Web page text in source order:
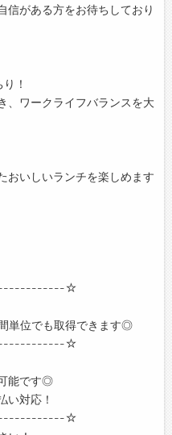
信がある方をお待ちしており
！
、ワークライフバランスを大
おいしいランチを楽しめます
☆
単位でも取得できます◎
☆
能です◎
い対応！
☆